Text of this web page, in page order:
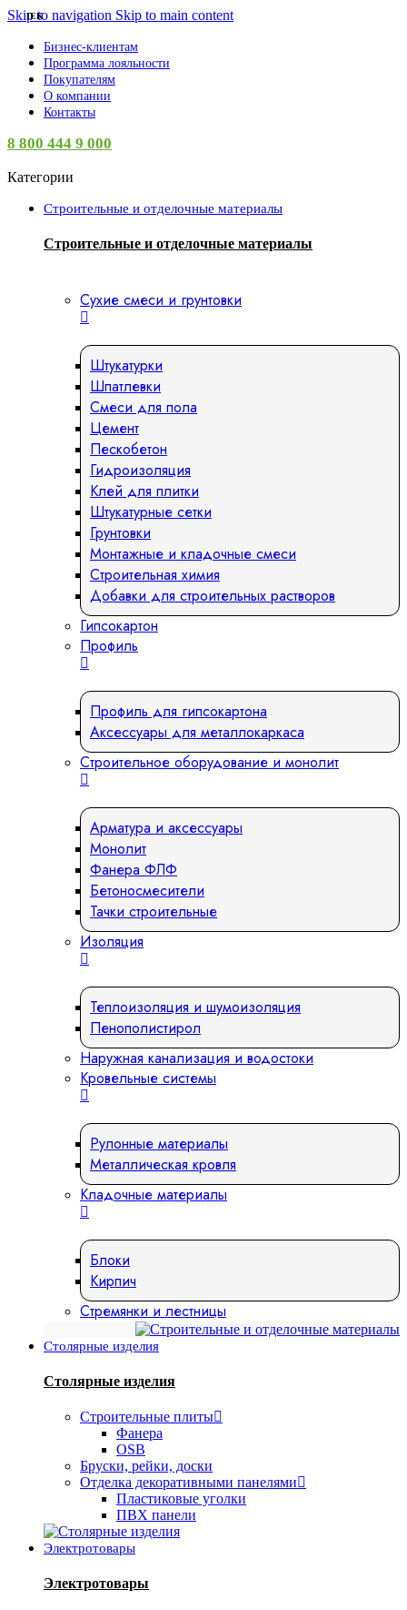
Skip to navigation Skip to main content
Бизнес-клиентам
Программа лояльности
Покупателям
О компании
Контакты
8 800 444 9 000
Категории
Строительные и отделочные материалы
Строительные и отделочные материалы
Сухие смеси и грунтовки
Штукатурки
Шпатлевки
Смеси для пола
Цемент
Пескобетон
Гидроизоляция
Клей для плитки
Штукатурные сетки
Грунтовки
Монтажные и кладочные смеси
Строительная химия
Добавки для строительных растворов
Гипсокартон
Профиль
Профиль для гипсокартона
Аксессуары для металлокаркаса
Строительное оборудование и монолит
Арматура и аксессуары
Монолит
Фанера ФЛФ
Бетоносмесители
Тачки строительные
Изоляция
Теплоизоляция и шумоизоляция
Пенополистирол
Наружная канализация и водостоки
Кровельные системы
Рулонные материалы
Металлическая кровля
Кладочные материалы
Блоки
Кирпич
Стремянки и лестницы
Столярные изделия
Столярные изделия
Строительные плиты
Фанера
OSB
Бруски, рейки, доски
Отделка декоративными панелями
Пластиковые уголки
ПВХ панели
Электротовары
Электротовары
IEK